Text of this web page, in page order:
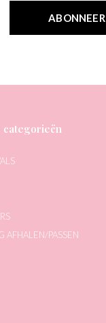
ABONNEER
categorieën
AFHALEN/PASSEN